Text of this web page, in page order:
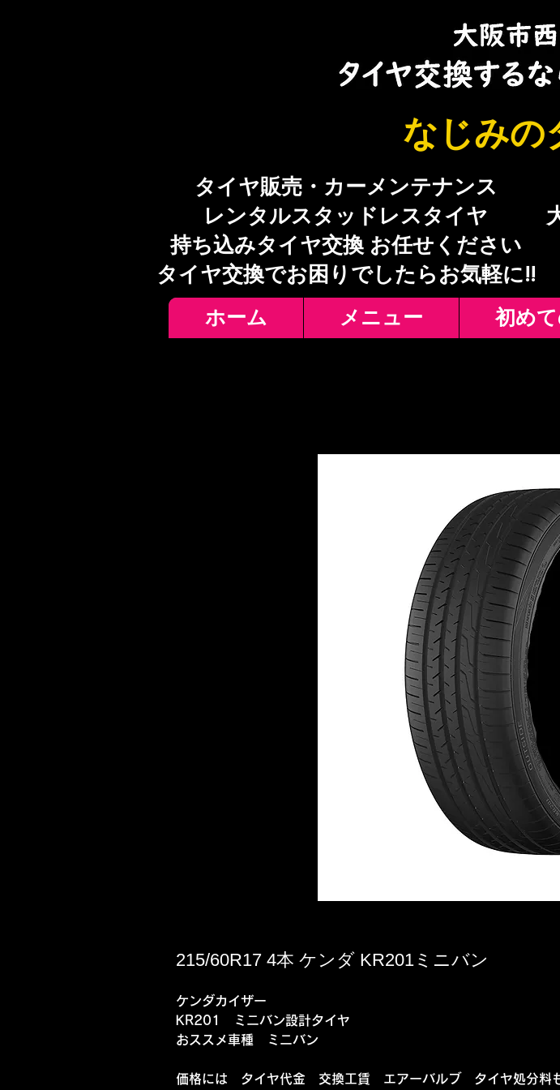
なじみの
タイヤ販売・カーメンテナンス
レンタルスタッドレスタイヤ
持ち込みタイヤ交換 お任せください
​タイヤ交換でお困りでしたらお気軽に!!
ホーム メニュー 初め
215/60R17 4本 ケンダ KR201ミニバン
ケンダカイザー
KR201 ミニバン設計タイヤ
おススメ車種 ミニバン
価格には タイヤ代金 交換工賃 エアーバルブ タイヤ処分料